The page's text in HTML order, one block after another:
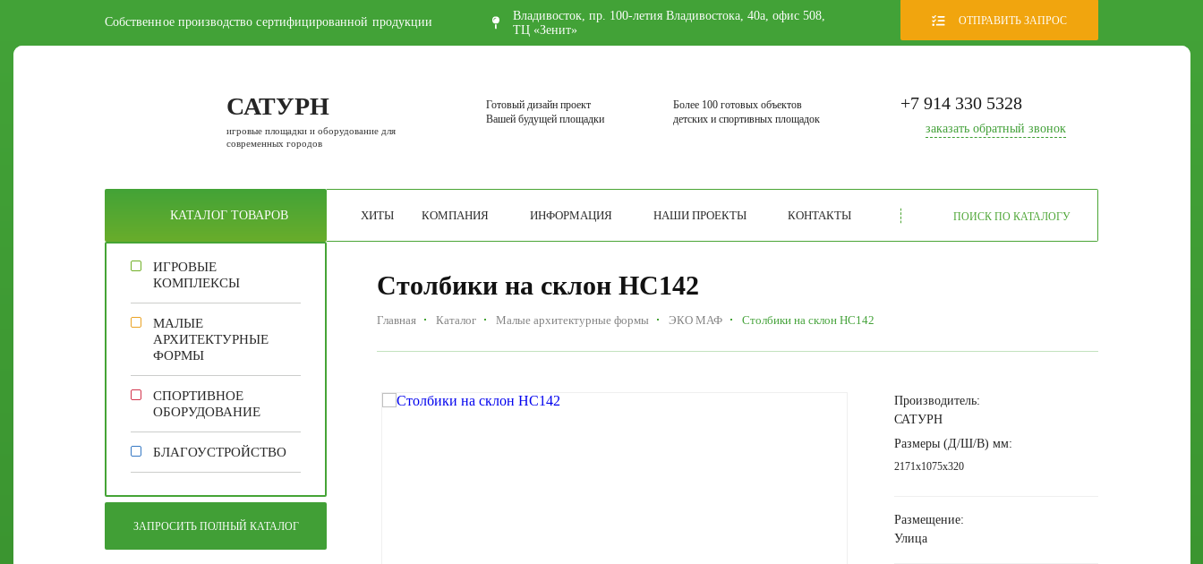
Собственное производство сертифицированной продукции
Владивосток, пр. 100-летия Владивостока, 40а, офис 508,
ТЦ «Зенит»
ОТПРАВИТЬ ЗАПРОС
САТУРН
игровые площадки и оборудование для
современных городов
Готовый дизайн проект
Вашей будущей площадки
Более 100 готовых объектов
детских и спортивных площадок
+7 914 330 5328
заказать обратный звонок
КАТАЛОГ ТОВАРОВ ХИТЫ КОМПАНИЯ ИНФОРМАЦИЯ НАШИ ПРОЕКТЫ КОНТАКТЫ ПОИСК ПО КАТАЛОГУ
ИГРОВЫЕ
КОМПЛЕКСЫ
МАЛЫЕ
АРХИТЕКТУРНЫЕ
ФОРМЫ
СПОРТИВНОЕ
ОБОРУДОВАНИЕ
БЛАГОУСТРОЙСТВО
ЗАПРОСИТЬ ПОЛНЫЙ КАТАЛОГ
Столбики на склон НС142
Главная Каталог Малые архитектурные формы ЭКО МАФ Столбики на склон НС142
Производитель:
САТУРН
Размеры (Д/Ш/В) мм:
2171х1075х320
Размещение:
Улица